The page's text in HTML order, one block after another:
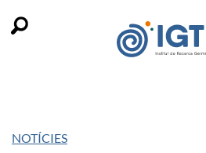
NOTÍCIES